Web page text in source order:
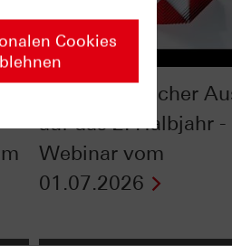
Charttechnischer
auf das 2. Halbjahr -
Webinar vom
01.07.2026
Cookies